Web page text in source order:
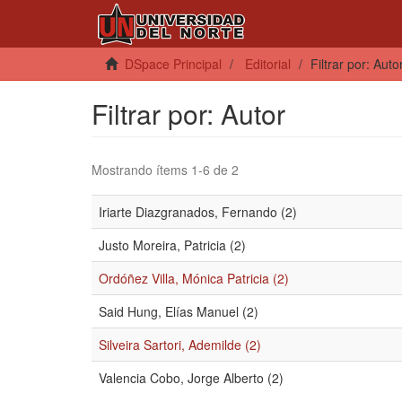
DSpace Principal Editorial Filtrar por:
Filtrar por: Autor
Mostrando ítems 1-6 de 2
Iriarte Diazgranados, Fernando (2)
Justo Moreira, Patricia (2)
Ordóñez Villa, Mónica Patricia (2)
Said Hung, Elías Manuel (2)
Silveira Sartori, Ademilde (2)
Valencia Cobo, Jorge Alberto (2)